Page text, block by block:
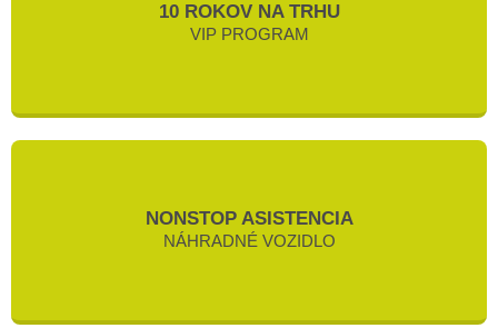
10 ROKOV NA TRHU
VIP PROGRAM
NONSTOP ASISTENCIA
NÁHRADNÉ VOZIDLO